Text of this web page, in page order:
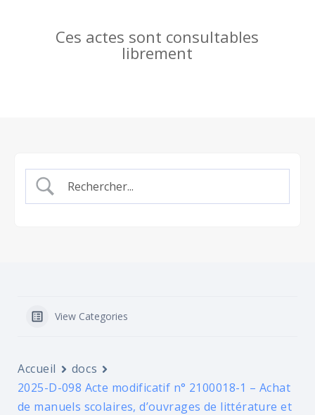
Ces actes sont consultables
librement
View Categories
Accueil
docs
2025-D-098 Acte modificatif n° 2100018-1 – Achat
de manuels scolaires, d’ouvrages de littérature et